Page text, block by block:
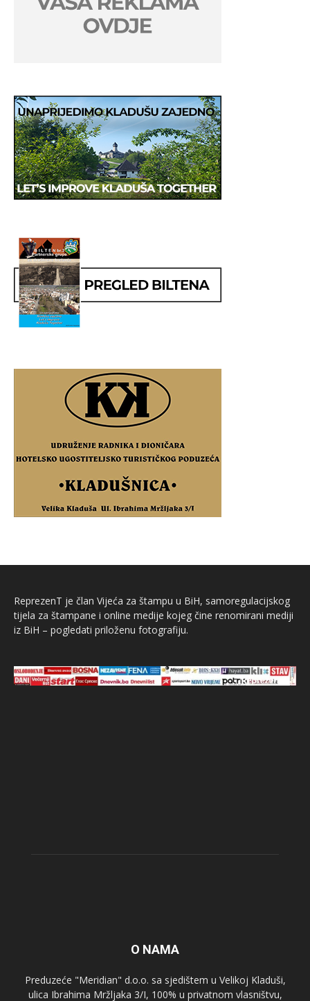
ReprezenT je član Vijeća za štampu u BiH, samoregulacijskog
tijela za štampane i online medije kojeg čine renomirani mediji
iz BiH – pogledati priloženu fotografiju.
O NAMA
Preduzeće "Meridian" d.o.o. sa sjedištem u Velikoj Kladuši,
ulica Ibrahima Mržljaka 3/I, 100% u privatnom vlasništvu,